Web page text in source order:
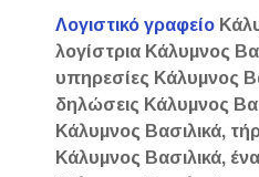
Λογιστικό γραφείο
λογίστρια Κάλυμνος
υπηρεσίες Κάλυμνος
δηλώσεις Κάλυμνος
Κάλυμνος Βασιλικά,
Κάλυμνος Βασιλικά,